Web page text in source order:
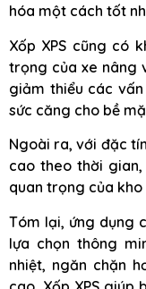
hóa một cách tốt
Xốp XPS cũng có
trọng của xe nâng
giảm thiểu các
sức căng cho bề
Ngoài ra, với đặc
cao theo thời
quan trọng của kho
Tóm lại, ứng dụng
lựa chọn thông
nhiệt, ngăn chặn